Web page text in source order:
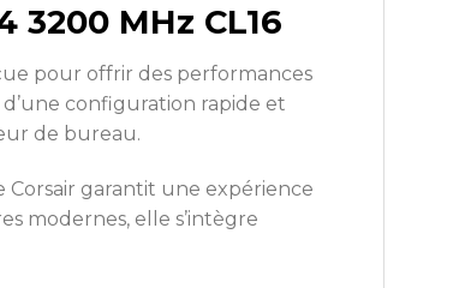
3200 MHz CL16
pour offrir des performances
configuration rapide et
de bureau.
Corsair garantit une expérience
modernes, elle s’intègre